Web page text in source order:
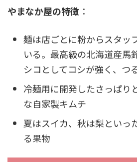
やまなか屋の特徴 ：
麺は店ごとに粉からスタッ
いる。最高級の北海道産馬
シコとしてコシが強く、つ
冷麺用に開発したさっぱり
な自家製キムチ
夏はスイカ、秋は梨といっ
る果物